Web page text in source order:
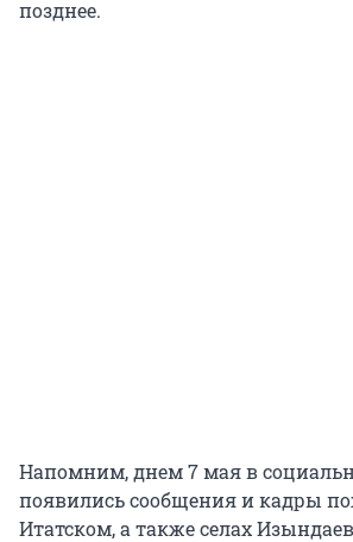
позднее.
Напомним, днем 7 мая в
появились сообщения и кадры
Итатском, а также селах